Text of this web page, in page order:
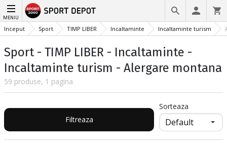
MENIU
Inceput Sport TIMP LIBER Incaltaminte Incaltaminte turism
Sport - TIMP LIBER - Incaltaminte -
Incaltaminte turism - Alergare montana
59 produse, 1 pagina
Filtreaza
Sorteaza